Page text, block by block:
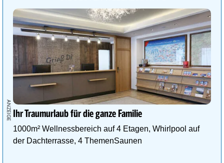
Ihr Traumurlaub für die ganze Familie
1000m² Wellnessbereich auf 4 Etagen, Whirlpool auf
der Dachterrasse, 4 ThemenSaunen